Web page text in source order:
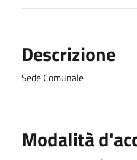
Descrizione
Sede Comunale
Modalità